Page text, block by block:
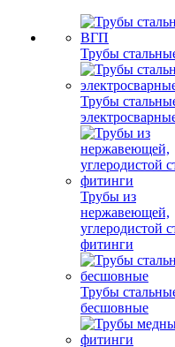
Трубы
Трубы
Трубы из
нержавеющей,
углеродистой
фитинги
Трубы
бесшовные